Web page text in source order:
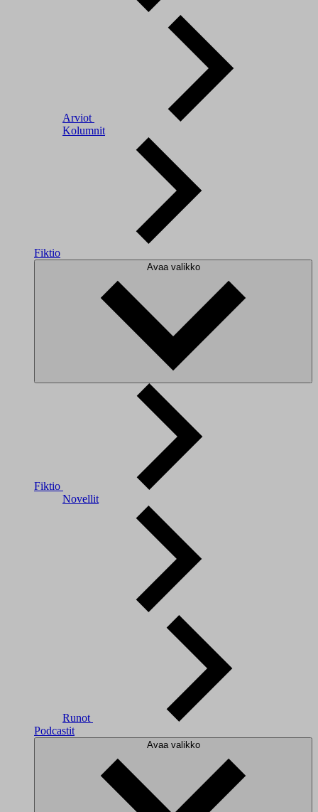
Arviot
Kolumnit
Fiktio
Avaa valikko
Fiktio
Novellit
Runot
Podcastit
Avaa valikko